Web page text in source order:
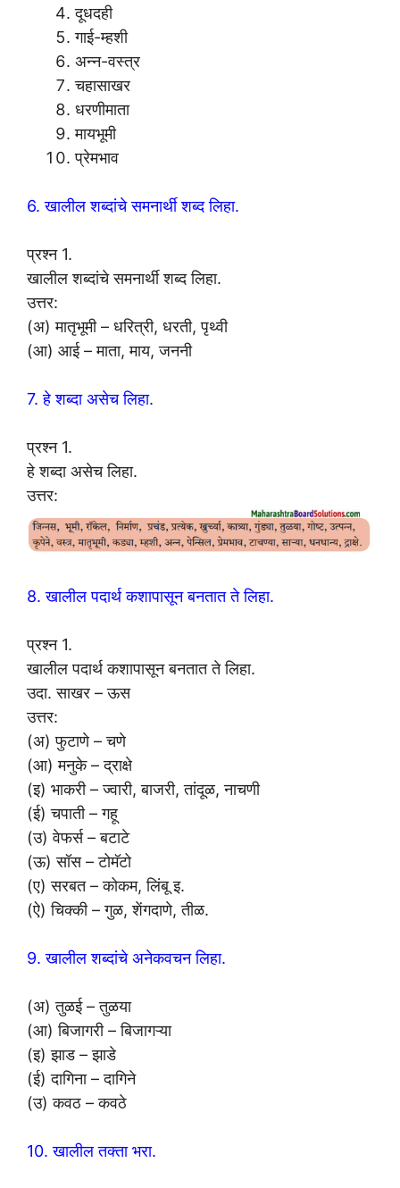
दूधदही
गाई-म्हशी
अन्न-वस्त्र
चहासाखर
धरणीमाता
मायभूमी
प्रेमभाव
6. खालील शब्दांचे समनार्थी शब्द लिहा.
प्रश्न 1.
खालील शब्दांचे समनार्थी शब्द लिहा.
उत्तर:
(अ) मातृभूमी – धरित्री, धरती, पृथ्वी
(आ) आई – माता, माय, जननी
7. हे शब्दा असेच लिहा.
प्रश्न 1.
हे शब्दा असेच लिहा.
उत्तर:
8. खालील पदार्थ कशापासून बनतात ते लिहा.
प्रश्न 1.
खालील पदार्थ कशापासून बनतात ते लिहा.
उदा. साखर – ऊस
उत्तर:
(अ) फुटाणे – चणे
(आ) मनुके – द्राक्षे
(इ) भाकरी – ज्वारी, बाजरी, तांदूळ, नाचणी
(ई) चपाती – गहू
(उ) वेफर्स – बटाटे
(ऊ) सॉस – टोमॅटो
(ए) सरबत – कोकम, लिंबू इ.
(ऐ) चिक्की – गुळ, शेंगदाणे, तीळ.
9. खालील शब्दांचे अनेकवचन लिहा.
(अ) तुळई – तुळया
(आ) बिजागरी – बिजागऱ्या
(इ) झाड – झाडे
(ई) दागिना – दागिने
(उ) कवठ – कवठे
10. खालील तक्ता भरा.